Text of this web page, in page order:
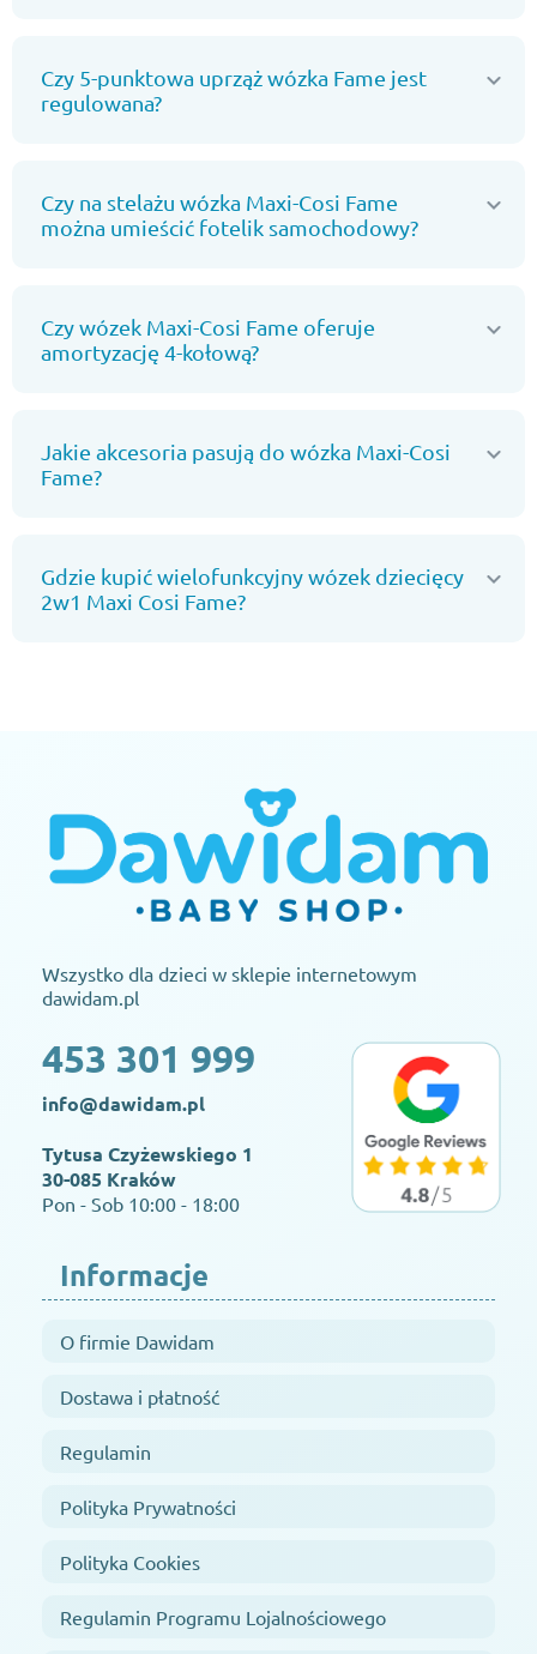
Czy 5-punktowa uprząż wózka Fame jest
regulowana?
Czy na stelażu wózka Maxi-Cosi Fame
można umieścić fotelik samochodowy?
Czy wózek Maxi-Cosi Fame oferuje
amortyzację 4-kołową?
Jakie akcesoria pasują do wózka Maxi-Cosi
Fame?
Gdzie kupić wielofunkcyjny wózek dziecięcy
2w1 Maxi Cosi Fame?
Wszystko dla dzieci w sklepie internetowym
dawidam.pl
453 301 999
info@dawidam.pl
Tytusa Czyżewskiego 1
30-085 Kraków
Pon - Sob 10:00 - 18:00
Informacje
O firmie Dawidam
Dostawa i płatność
Regulamin
Polityka Prywatności
Polityka Cookies
Regulamin Programu Lojalnościowego